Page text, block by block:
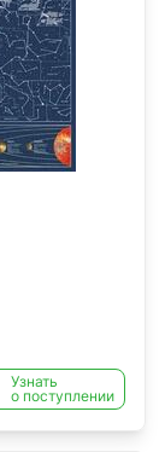
Узнать
о поступлении